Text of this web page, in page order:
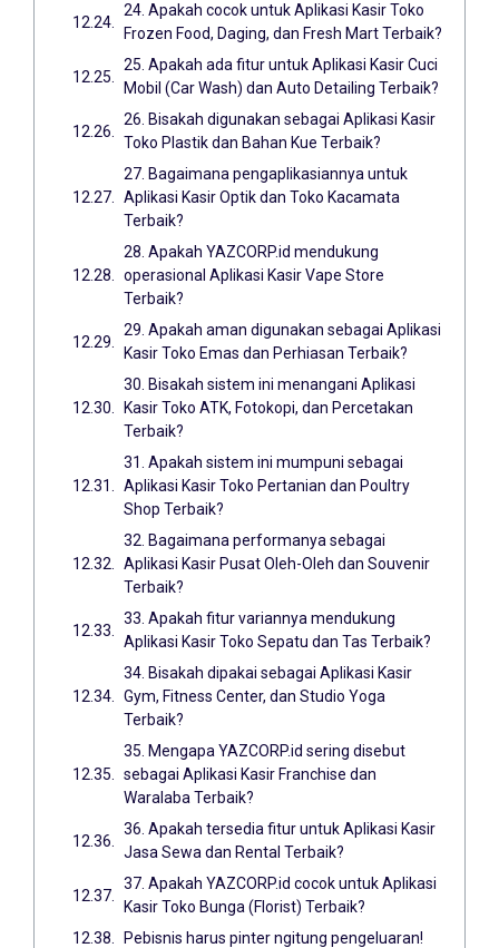
24. Apakah cocok untuk Aplikasi Kasir Toko
Frozen Food, Daging, dan Fresh Mart Terbaik?
25. Apakah ada fitur untuk Aplikasi Kasir Cuci
Mobil (Car Wash) dan Auto Detailing Terbaik?
26. Bisakah digunakan sebagai Aplikasi Kasir
Toko Plastik dan Bahan Kue Terbaik?
27. Bagaimana pengaplikasiannya untuk
Aplikasi Kasir Optik dan Toko Kacamata
Terbaik?
28. Apakah YAZCORP.id mendukung
operasional Aplikasi Kasir Vape Store
Terbaik?
29. Apakah aman digunakan sebagai Aplikasi
Kasir Toko Emas dan Perhiasan Terbaik?
30. Bisakah sistem ini menangani Aplikasi
Kasir Toko ATK, Fotokopi, dan Percetakan
Terbaik?
31. Apakah sistem ini mumpuni sebagai
Aplikasi Kasir Toko Pertanian dan Poultry
Shop Terbaik?
32. Bagaimana performanya sebagai
Aplikasi Kasir Pusat Oleh-Oleh dan Souvenir
Terbaik?
33. Apakah fitur variannya mendukung
Aplikasi Kasir Toko Sepatu dan Tas Terbaik?
34. Bisakah dipakai sebagai Aplikasi Kasir
Gym, Fitness Center, dan Studio Yoga
Terbaik?
35. Mengapa YAZCORP.id sering disebut
sebagai Aplikasi Kasir Franchise dan
Waralaba Terbaik?
36. Apakah tersedia fitur untuk Aplikasi Kasir
Jasa Sewa dan Rental Terbaik?
37. Apakah YAZCORP.id cocok untuk Aplikasi
Kasir Toko Bunga (Florist) Terbaik?
Pebisnis harus pinter ngitung pengeluaran!